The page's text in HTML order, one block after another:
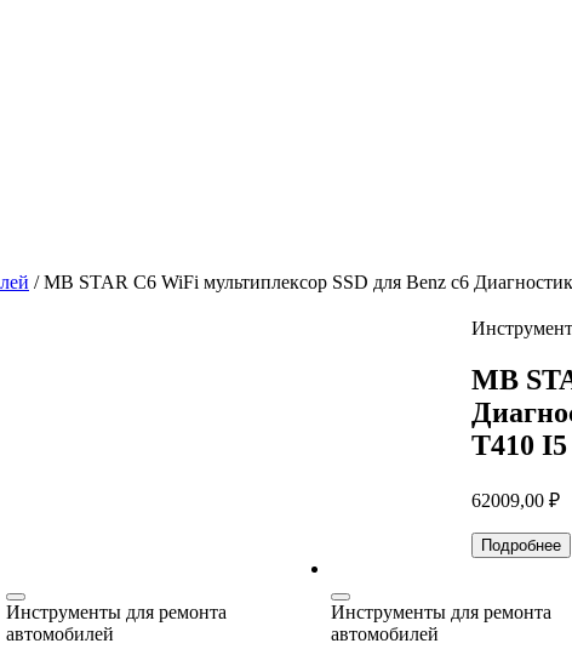
/ MB STAR C6 WiFi мультиплексор SSD для Benz c6
MB
T410
62009,00 ₽
Подробнее
Инструменты для ремонта
автомобилей
Инструменты для ремонта
автомобилей